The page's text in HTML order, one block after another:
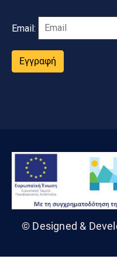
Email:
Εγγραφή
© Designed &